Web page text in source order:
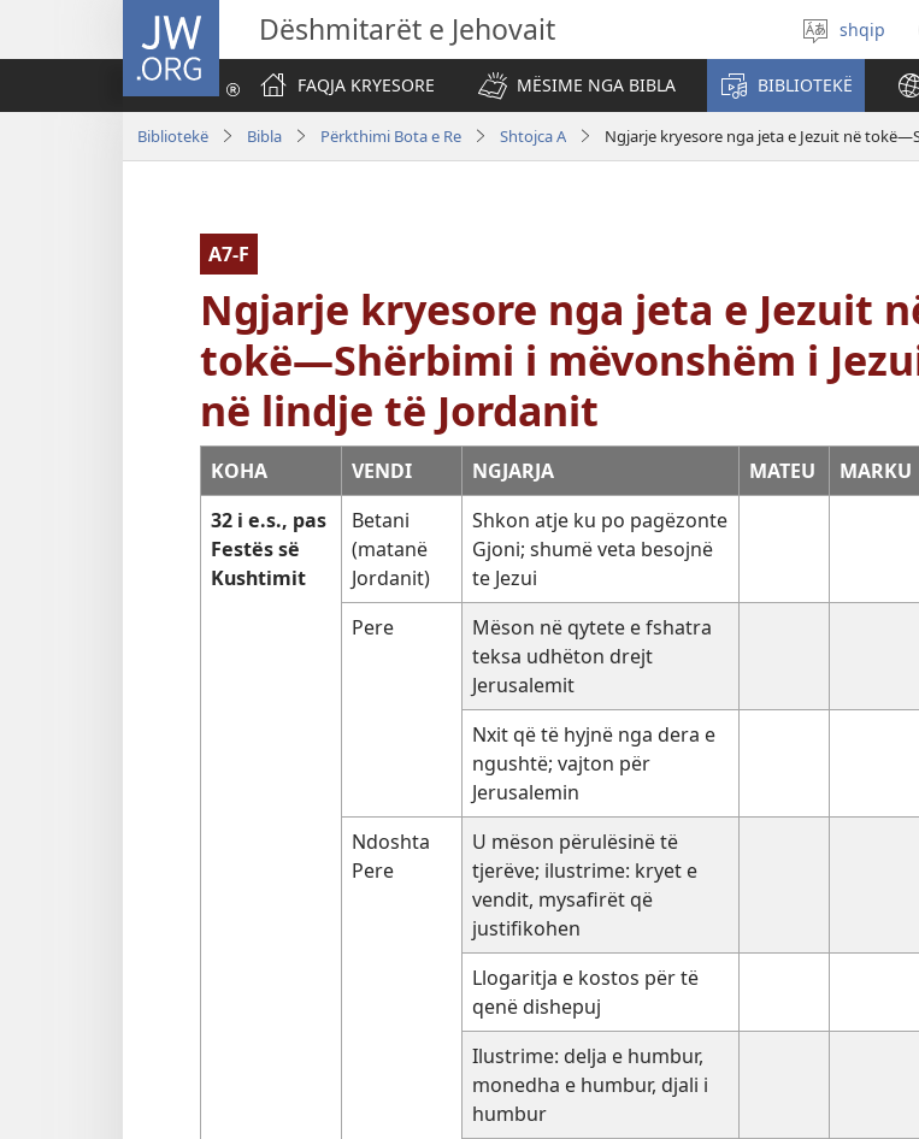
JW.ORG Dëshmitarët e Jehovait
Zgjidh
gjuhën
shqip
FAQJA KRYESORE
MËSIME NGA BIBLA BIBLIOTEKË
Bibliotekë Bibla Përkthimi Bota e Re Shtojca A Ngjarje kryesore nga jeta e Jezuit në
A7-F
Ngjarje kryesore nga jeta e Jezuit
tokë—Shërbimi i mëvonshëm i
në lindje të Jordanit
KOHA VENDI NGJARJA MATEU MARKU
32 i e.s., pas
Festës së
Kushtimit
Betani
(matanë
Jordanit)
Shkon atje ku po pagëzonte
Gjoni; shumë veta besojnë
te Jezui
Pere
Mëson në qytete e fshatra
teksa udhëton drejt
Jerusalemit
Nxit që të hyjnë nga dera e
ngushtë; vajton për
Jerusalemin
Ndoshta
Pere
U mëson përulësinë të
tjerëve; ilustrime: kryet e
vendit, mysafirët që
justifikohen
Llogaritja e kostos për të
qenë dishepuj
Ilustrime: delja e humbur,
monedha e humbur, djali i
humbur